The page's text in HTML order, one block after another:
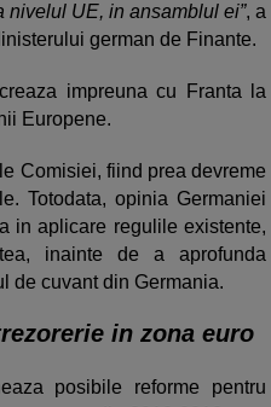
nivelul UE, in ansamblul ei”, a
german de Finante.
impreuna cu Franta la
Europene.
Comisiei, fiind prea devreme
Totodata, opinia Germaniei
in aplicare regulile existente,
inainte de a aprofunda
de cuvant din Germania.
in zona euro
posibile reforme pentru